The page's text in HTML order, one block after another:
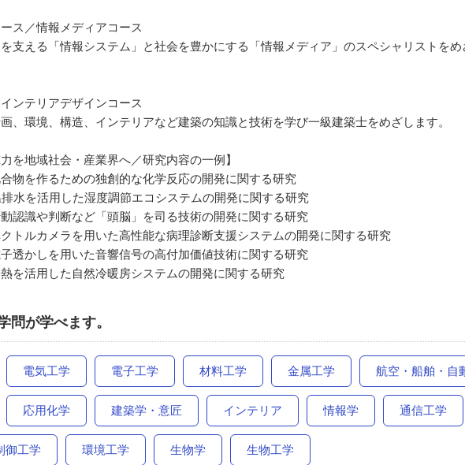
ス／情報メディアコース
支える「情報システム」と社会を豊かにする「情報メディア」のスペシャリストをめ
ンテリアデザインコース
、環境、構造、インテリアなど建築の知識と技術を学び一級建築士をめざします。
力を地域社会・産業界へ／研究内容の一例】
合物を作るための独創的な化学反応の開発に関する研究
水を活用した湿度調節エコシステムの開発に関する研究
動認識や判断など「頭脳」を司る技術の開発に関する研究
クトルカメラを用いた高性能な病理診断支援システムの開発に関する研究
子透かしを用いた音響信号の高付加価値技術に関する研究
熱を活用した自然冷暖房システムの開発に関する研究
問が学べます。
電気工学 電子工学 材料工学 金属工学 航空・船舶・自
応用化学 建築学・意匠 インテリア 情報学 通信工学
御工学 環境工学 生物学 生物工学